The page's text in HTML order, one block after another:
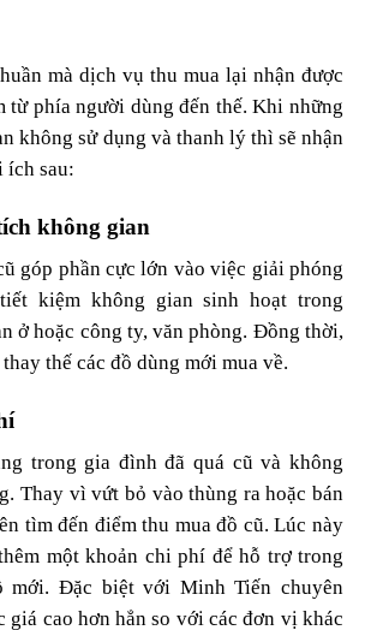
mà dịch vụ thu mua lại nhận được
từ phía người dùng đến thế. Khi những
không sử dụng và thanh lý thì sẽ nhận
ích sau:
không gian
góp phần cực lớn vào việc giải phóng
kiệm không gian sinh hoạt trong
ở hoặc công ty, văn phòng. Đồng thời,
thế các đồ dùng mới mua về.
trong gia đình đã quá cũ và không
Thay vì vứt bỏ vào thùng ra hoặc bán
tìm đến điểm thu mua đồ cũ. Lúc này
một khoản chi phí để hỗ trợ trong
mới. Đặc biệt với Minh Tiến chuyên
giá cao hơn hẳn so với các đơn vị khác